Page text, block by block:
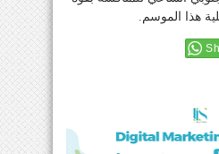
هذا الموسم.